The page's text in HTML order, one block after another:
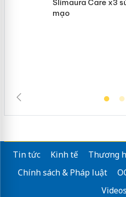
Tin tức Kinh tế Thương
Chính sách & Pháp luật
Videos